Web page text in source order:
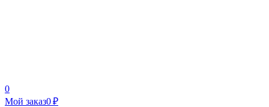
0
Мой заказ0 ₽